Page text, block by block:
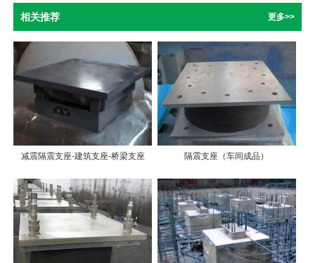
相关推荐 更多>>
减震隔震支座-建筑支座-桥梁支座 隔震支座（车间成品）